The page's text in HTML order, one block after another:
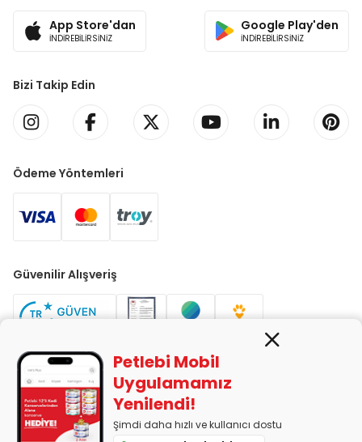
App Store'dan
İNDİREBİLİRSİNİZ
Google Play'den
İNDİREBİLİRSİNİZ
Bizi Takip Edin
Ödeme Yöntemleri
Güvenilir Alışveriş
PETLEBİ EVCİL HAYVAN ÜRÜNLERİ PAZ. SAN. TİC. LTD. ŞTİ. Alaşarköy
Mah. 1. Alaşar Cad. No: 9 Osmangazi/Bursa
Petlebi Mobil
Uygulamamız
Yenilendi!
Şimdi daha hızlı ve kullanıcı dostu